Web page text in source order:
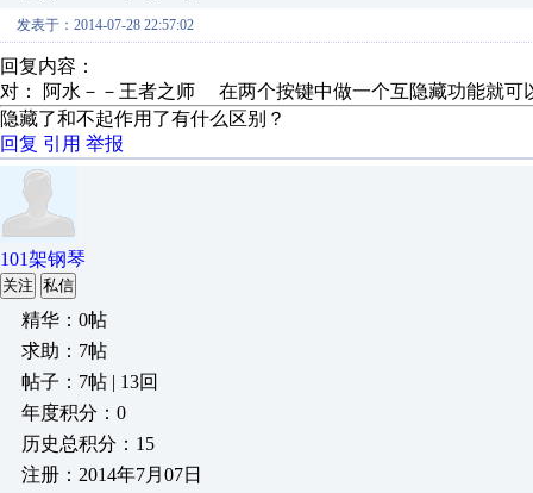
发表于：2014-07-28 22:57:02
回复内容：
对： 阿水－－王者之师
在两个按键中做一个互隐藏功能就可
隐藏了和不起作用了有什么区别？
回复 引用 举报
101架钢琴
关注 私信
精华：0帖
求助：7帖
帖子：7帖 | 13回
年度积分：0
历史总积分：15
注册：2014年7月07日